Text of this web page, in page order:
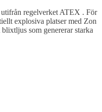
regelverket ATEX . För
explosiva platser med Zon
som genererar starka